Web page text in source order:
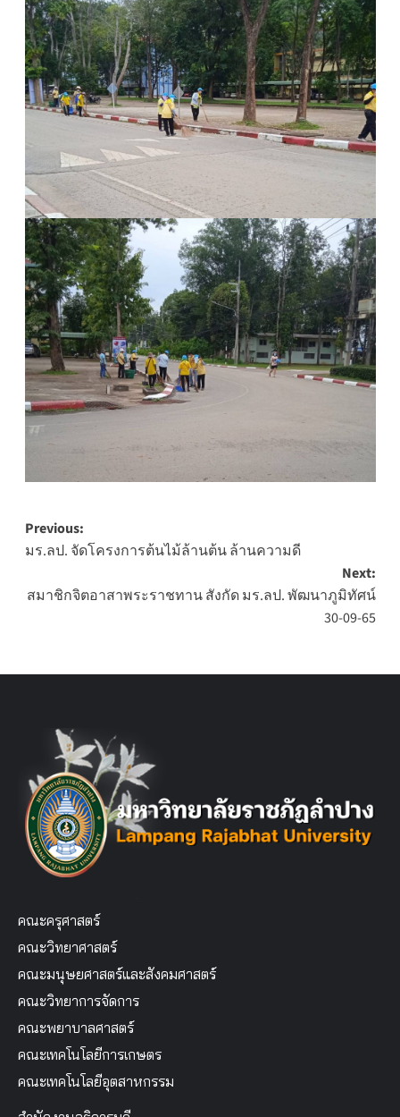
Post
navigation
Previous:
มร.ลป. จัดโครงการต้นไม้ล้านต้น ล้านความดี
Next:
สมาชิกจิตอาสาพระราชทาน สังกัด มร.ลป. พัฒนาภูมิทัศน์
30-09-65
คณะครุศาสตร์
คณะวิทยาศาสตร์
คณะมนุษยศาสตร์และสังคมศาสตร์
คณะวิทยาการจัดการ
คณะพยาบาลศาสตร์
คณะเทคโนโลยีการเกษตร
คณะเทคโนโลยีอุตสาหกรรม